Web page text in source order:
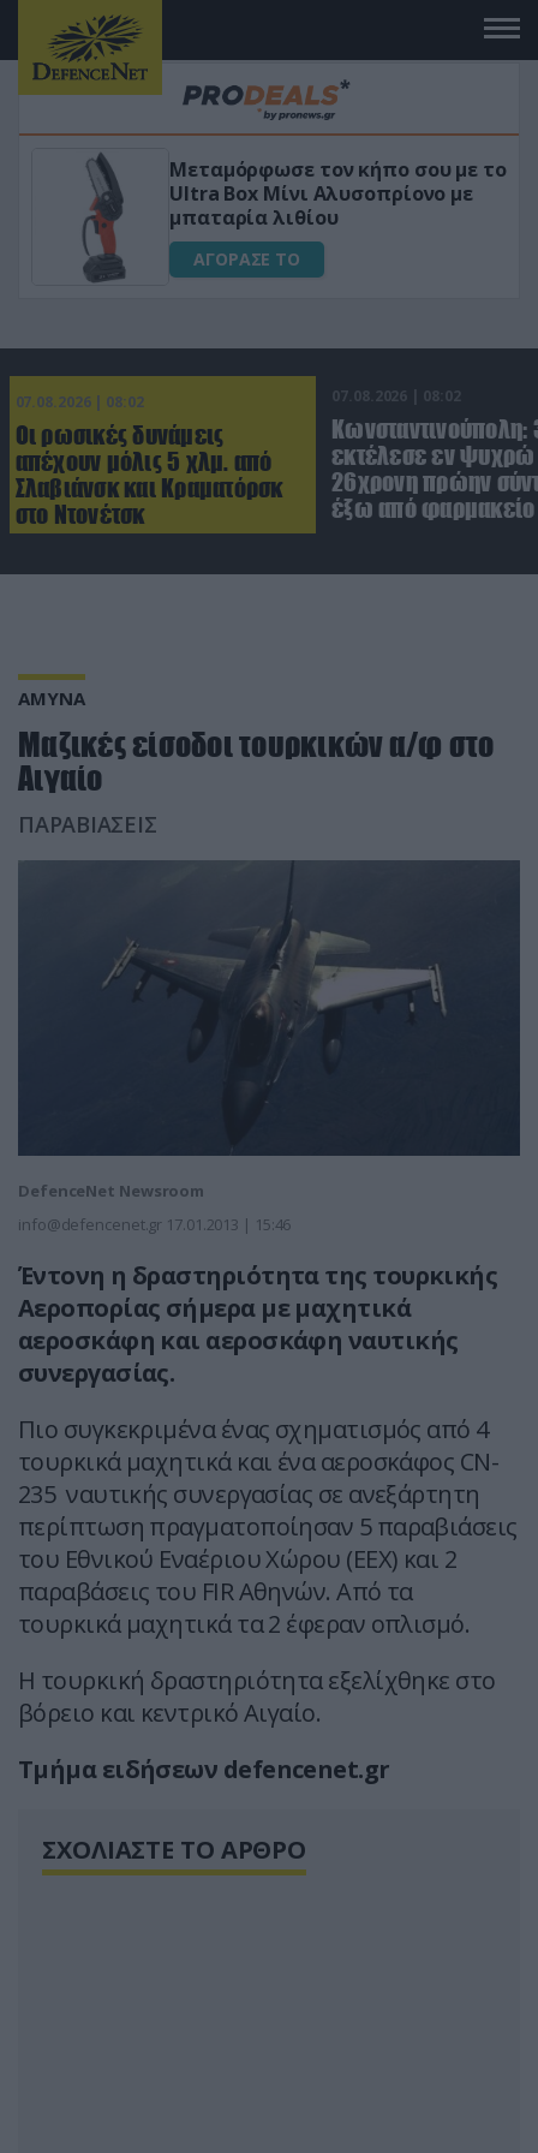
Μεταμόρφωσε τον κήπο σου με το
Ultra Box Μίνι Αλυσοπρίονο με
μπαταρία λιθίου
ΑΓΟΡΑΣΕ ΤΟ
07.08.2026 | 08:02
Οι ρωσικές δυνάμεις
απέχουν μόλις 5 χλμ. από
Σλαβιάνσκ και Κραματόρσκ
στο Ντονέτσκ
07.08.2026 | 08:02
Κωνσταντινούπολη:
εκτέλεσε εν ψυχρώ
26χρονη πρώην
έξω από φαρμακείο
ΑΜΥΝΑ
Mαζικές είσοδοι τουρκικών α/φ στο
Αιγαίο
ΠΑΡΑΒΙΑΣΕΙΣ
DefenceNet Newsroom
info@defencenet.gr 17.01.2013 | 15:46
Έντονη η δραστηριότητα της τουρκικής
Αεροπορίας σήμερα με μαχητικά
αεροσκάφη και αεροσκάφη ναυτικής
συνεργασίας.
Πιο συγκεκριμένα ένας σχηματισμός από 4
τουρκικά μαχητικά και ένα αεροσκάφος CN-
235 ναυτικής συνεργασίας σε ανεξάρτητη
περίπτωση πραγματοποίησαν 5 παραβιάσεις
του Εθνικού Εναέριου Χώρου (ΕΕΧ) και 2
παραβάσεις του FIR Αθηνών. Από τα
τουρκικά μαχητικά τα 2 έφεραν οπλισμό.
Η τουρκική δραστηριότητα εξελίχθηκε στο
βόρειο και κεντρικό Αιγαίο.
Τμήμα ειδήσεων defencenet.gr
ΣΧΟΛΙΑΣΤΕ ΤΟ ΑΡΘΡΟ